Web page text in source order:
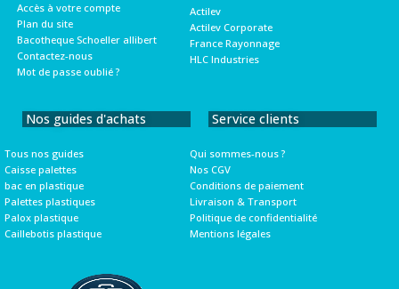
Accès à votre compte
Plan du site
Bacotheque Schoeller allibert
Contactez-nous
Mot de passe oublié ?
Actilev
Actilev Corporate
France Rayonnage
HLC Industries
Nos guides d'achats
Tous nos guides
Caisse palettes
bac en plastique
Palettes plastiques
Palox plastique
Caillebotis plastique
Service clients
Qui sommes-nous ?
Nos CGV
Conditions de paiement
Livraison & Transport
Politique de confidentialité
Mentions légales